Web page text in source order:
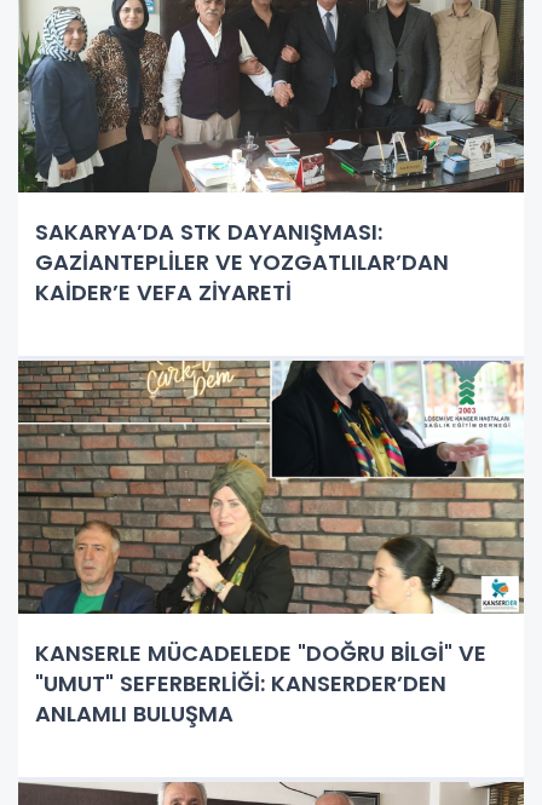
SAKARYA’DA STK DAYANIŞMASI:
GAZİANTEPLİLER VE YOZGATLILAR’DAN
KAİDER’E VEFA ZİYARETİ
KANSERLE MÜCADELEDE "DOĞRU BİLGİ" VE
"UMUT" SEFERBERLİĞİ: KANSERDER’DEN
ANLAMLI BULUŞMA